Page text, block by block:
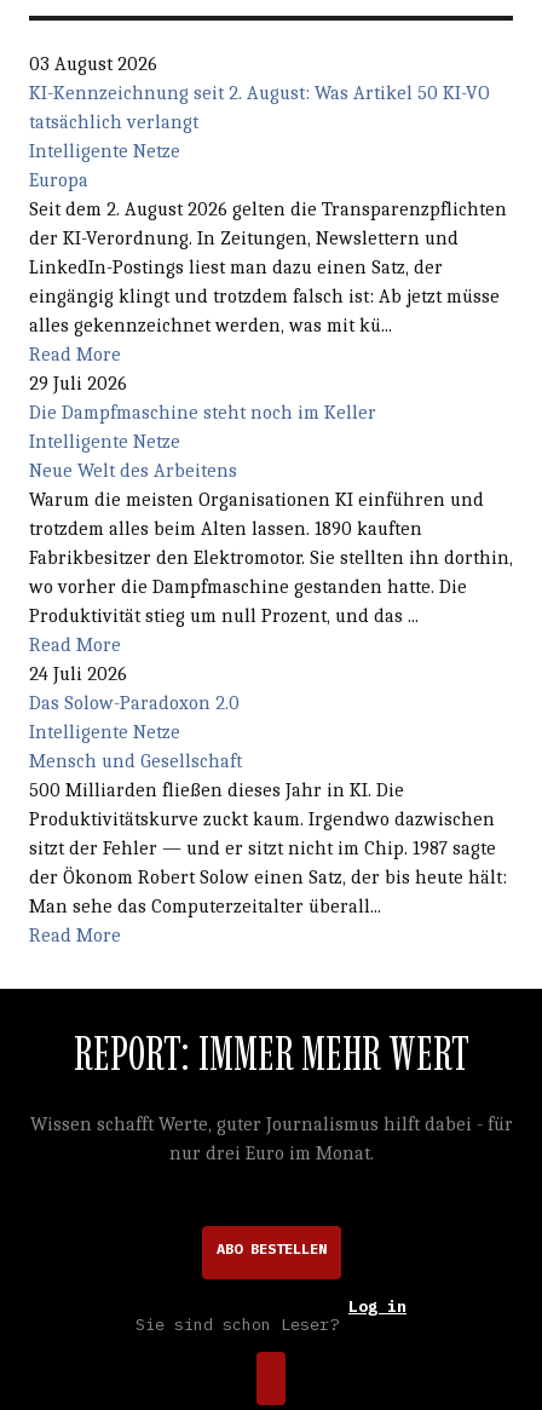
03 August 2026
KI-Kennzeichnung seit 2. August: Was Artikel 50 KI-VO
tatsächlich verlangt
Intelligente Netze
Europa
Seit dem 2. August 2026 gelten die Transparenzpflichten
der KI-Verordnung. In Zeitungen, Newslettern und
LinkedIn-Postings liest man dazu einen Satz, der
eingängig klingt und trotzdem falsch ist: Ab jetzt müsse
alles gekennzeichnet werden, was mit kü...
Read More
29 Juli 2026
Die Dampfmaschine steht noch im Keller
Intelligente Netze
Neue Welt des Arbeitens
Warum die meisten Organisationen KI einführen und
trotzdem alles beim Alten lassen. 1890 kauften
Fabrikbesitzer den Elektromotor. Sie stellten ihn dorthin,
wo vorher die Dampfmaschine gestanden hatte. Die
Produktivität stieg um null Prozent, und das ...
Read More
24 Juli 2026
Das Solow-Paradoxon 2.0
Intelligente Netze
Mensch und Gesellschaft
500 Milliarden fließen dieses Jahr in KI. Die
Produktivitätskurve zuckt kaum. Irgendwo dazwischen
sitzt der Fehler — und er sitzt nicht im Chip. 1987 sagte
der Ökonom Robert Solow einen Satz, der bis heute hält:
Man sehe das Computerzeitalter überall...
Read More
REPORT: IMMER MEHR WERT
Wissen schafft Werte, guter Journalismus hilft dabei - für
nur drei Euro im Monat.
ABO BESTELLEN
Sie sind schon Leser?
Log in